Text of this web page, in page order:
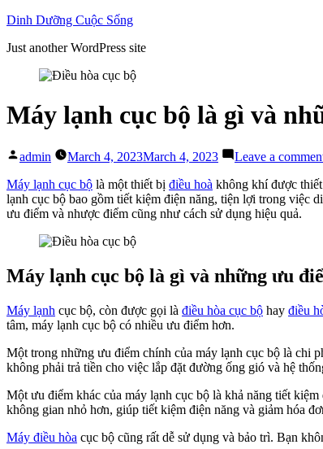
Skip
content
Dinh Dưỡng Cuộc Sống
Just another WordPress site
Máy lạnh cục bộ là gì và
Posted
admin March 4, 2023March 4, 2023 Leave a
Máy lạnh cục bộ là một thiết bị điều hoà không khí được
lạnh cục bộ bao gồm tiết kiệm điện năng, tiện lợi trong việc
ưu điểm và nhược điểm cũng như cách sử dụng hiệu quả.
Máy lạnh cục bộ là gì và những ưu
Máy lạnh cục bộ, còn được gọi là điều hòa cục bộ hay điều
tâm, máy lạnh cục bộ có nhiều ưu điểm hơn.
Một trong những ưu điểm chính của máy lạnh cục bộ là chi
không phải trả tiền cho việc lắp đặt đường ống gió và hệ
Một ưu điểm khác của máy lạnh cục bộ là khả năng tiết
không gian nhỏ hơn, giúp tiết kiệm điện năng và giảm hóa
Máy điều hòa cục bộ cũng rất dễ sử dụng và bảo trì. Bạn